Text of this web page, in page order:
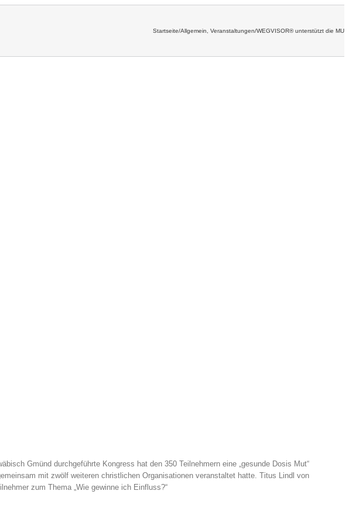
Startseite/Allgemein Veranstaltungen/WEGVISOR® unterstützt die
Gmünd durchgeführte Kongress hat den 350 Teilnehmern eine „gesunde Dosis Mut“
mit zwölf weiteren christlichen Organisationen veranstaltet hatte. Titus Lindl von
zum Thema „Wie gewinne ich Einfluss?“